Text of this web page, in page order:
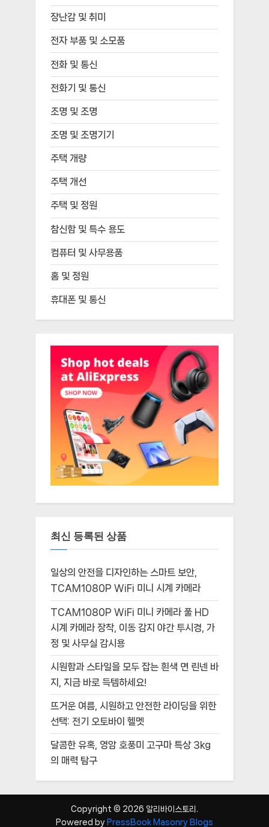
장난감 및 취미
전자 부품 및 소모품
전화 및 통신
전화기 및 통신
조명 및 조명
조명 및 조명기기
주택 개량
주택 개선
주택 및 정원
참신함 및 특수 용도
컴퓨터 및 사무용품
홈 및 정원
휴대폰 및 통신
최신 등록된 상품
일상의 안전을 디자인하는 스마트 보안,
TCAM1080P WiFi 미니 시계 카메라
TCAM1080P WiFi 미니 카메라 풀 HD
시계 카메라 장착, 이동 감지 야간 투시경, 가
정 및 사무실 감시용
시원함과 스타일을 모두 잡는 흰색 면 린넨 바
지, 지금 바로 득템하세요!
뜨거운 여름, 시원하고 안전한 라이딩을 위한
선택: 전기 오토바이 헬멧
달콤한 유혹, 영암 호풍미 고구마 특상 3kg
의 매력 탐구
Copyright © 2026 알리바이스토리.
Powered by PressBook Masonry Blogs